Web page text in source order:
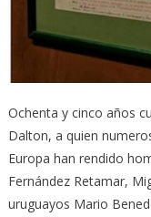
Ochenta y cinco años
Dalton, a quien
Europa han rendido
Fernández Retamar,
uruguayos Mario